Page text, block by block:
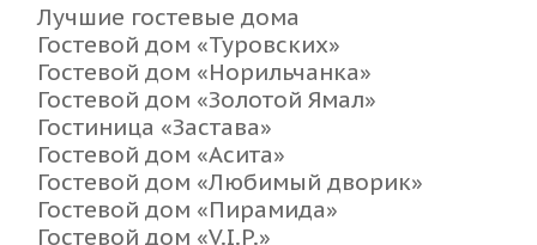
Лучшие гостевые дома
Гостевой дом «Туровских»
Гостевой дом «Норильчанка»
Гостевой дом «Золотой Ямал»
Гостиница «Застава»
Гостевой дом «Асита»
Гостевой дом «Любимый дворик»
Гостевой дом «Пирамида»
Гостевой дом «V.I.P.»